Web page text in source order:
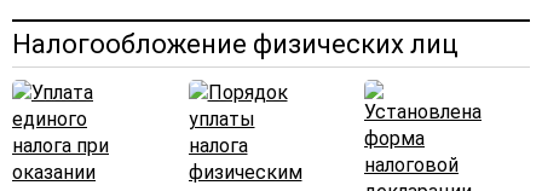
Налогообложение физических лиц